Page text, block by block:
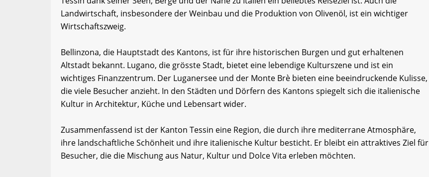
Landwirtschaft, insbesondere der Weinbau und die Produktion von Olivenöl, ist ein wichtiger
Wirtschaftszweig.
Bellinzona, die Hauptstadt des Kantons, ist für ihre historischen Burgen und gut erhaltenen
Altstadt bekannt. Lugano, die grösste Stadt, bietet eine lebendige Kulturszene und ist ein
wichtiges Finanzzentrum. Der Luganersee und der Monte Brè bieten eine beeindruckende Kulisse,
die viele Besucher anzieht. In den Städten und Dörfern des Kantons spiegelt sich die italienische
Kultur in Architektur, Küche und Lebensart wider.
Zusammenfassend ist der Kanton Tessin eine Region, die durch ihre mediterrane Atmosphäre,
ihre landschaftliche Schönheit und ihre italienische Kultur besticht. Er bleibt ein attraktives Ziel für
Besucher, die die Mischung aus Natur, Kultur und Dolce Vita erleben möchten.